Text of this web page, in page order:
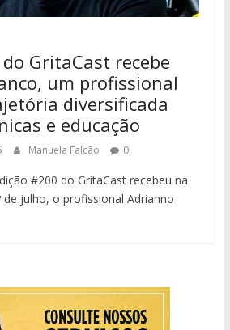
GritaCast recebe
um profissional
diversificada
e educação
Manuela Falcão 0
#200 do GritaCast recebeu na
de julho, o profissional Adrianno